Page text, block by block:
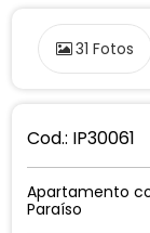
31 Fotos
Cod.: IP30061
Apartamento
Paraíso